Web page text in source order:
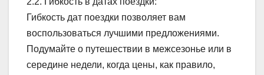
Гибкость дат поездки позволяет вам
воспользоваться лучшими предложениями.
Подумайте о путешествии в межсезонье или в
середине недели, когда цены, как правило,